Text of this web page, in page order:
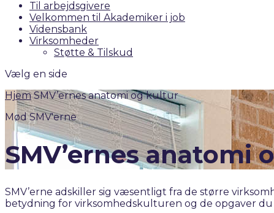
Til arbejdsgivere
Velkommen til Akademiker i job
Vidensbank
Virksomheder
Støtte & Tilskud
Vælg en side
Hjem SMV’ernes anatomi og kultur
Mød SMV'erne
SMV’ernes anatomi
SMV’erne adskiller sig væsentligt fra de større
betydning for virksomhedskulturen og de opgaver du